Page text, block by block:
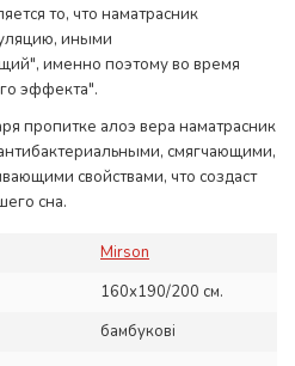
то, что наматрасник
иными
именно поэтому во время
эффекта".
пропитке алоэ вера наматрасник
смягчающими,
свойствами, что создаст
сна.
Mirson
160х190/200 см.
бамбукові